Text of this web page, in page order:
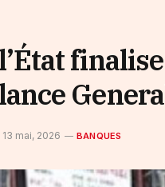
13 mai, 2026 BANQUES